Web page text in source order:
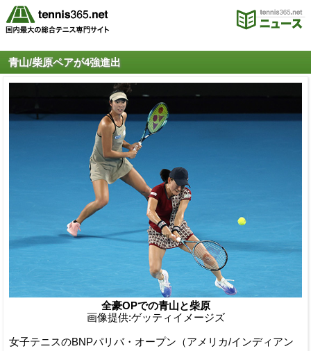
青山/柴原ペアが4強進出
全豪OPでの青山と柴原
画像提供:ゲッティイメージズ
女子テニスのBNPパリバ・オープン（アメリカ/インディアン